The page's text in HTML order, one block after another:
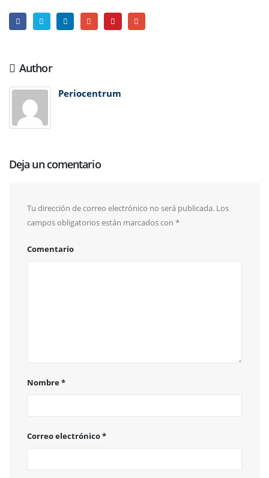
Author
Periocentrum
Deja un comentario
Tu dirección de correo electrónico no será publicada. Los
campos obligatorios están marcados con *
Comentario
Nombre*
Correo electrónico*